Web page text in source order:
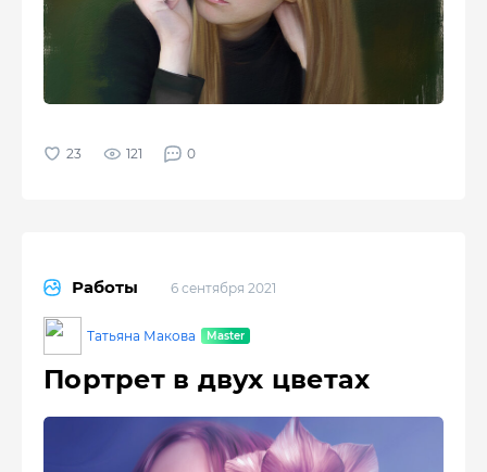
121 0
Работы 6 сентября 2021
Татьяна Макова
Портрет в двух цветах